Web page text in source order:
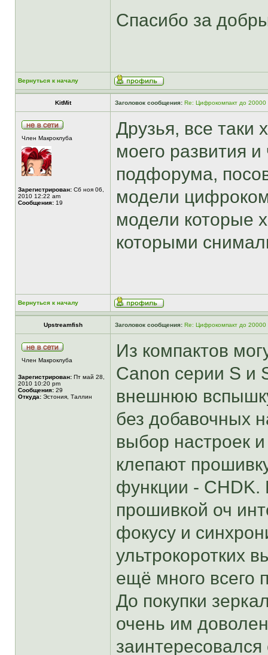
Спасибо за
Вернуться к началу
KitMit Заголовок сообщения: Re: Цифрокомпакт до
Член Макроклуба
Зарегистрирован: Сб ноя 06,
2010 12:22 am
Сообщения: 19
Друзья, все таки
моего развития
подфорума,
модели
модели которые
которыми
Вернуться к началу
Upstreamfish Заголовок сообщения: Re: Цифрокомпакт до
Член Макроклуба
Зарегистрирован: Пт май 28,
2010 10:20 pm
Сообщения: 29
Откуда: Эстония, Таллин
Из компактов
Canon серии S и
внешнюю
без добавочных
выбор настроек
клепают
функции - CHDK.
прошивкой оч
фокусу и
ультрокоротких
ещё много всего
До покупки
очень им